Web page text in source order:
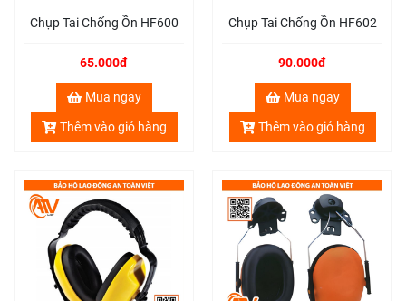
Chụp Tai Chống Ồn HF600
65.000đ
Mua ngay
Thêm vào giỏ hàng
Chụp Tai Chống Ồn HF602
90.000đ
Mua ngay
Thêm vào giỏ hàng